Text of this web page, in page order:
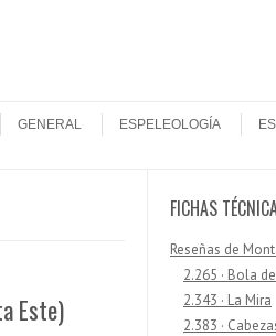
GENERAL ESPELEOLOGÍA
Este)
FICHAS
Reseñas de
2.265 · Bola
2.343 · La Mira
2.383 ·